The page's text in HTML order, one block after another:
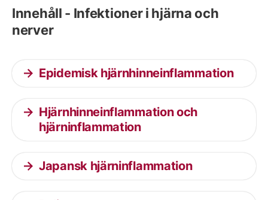
Innehåll - Infektioner i hjärna och
nerver
Epidemisk hjärnhinneinflammation
Hjärnhinneinflammation och
hjärninflammation
Japansk hjärninflammation